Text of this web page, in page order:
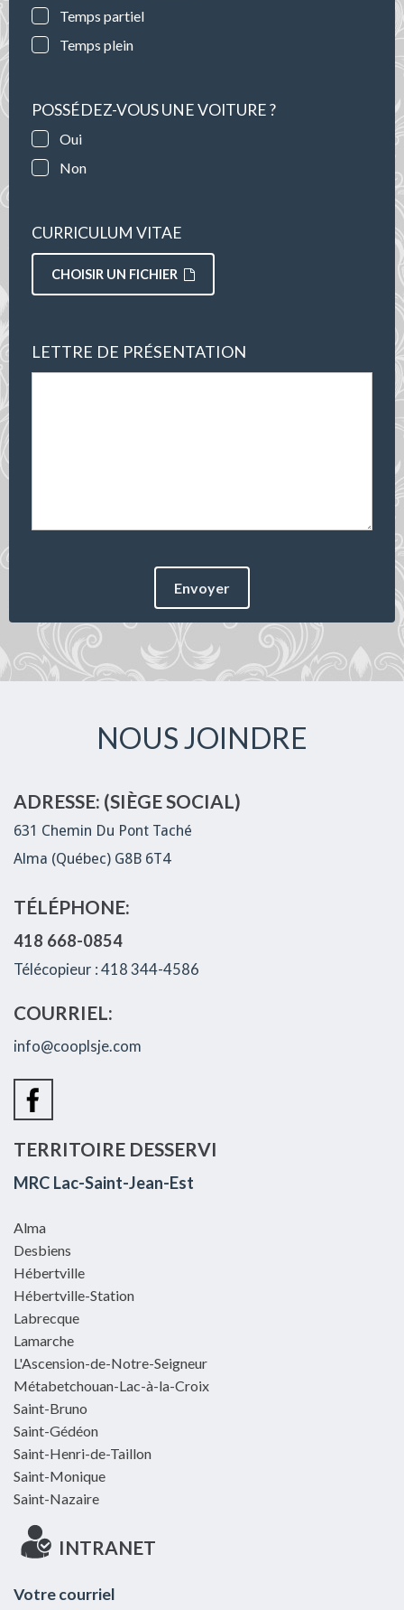
Temps partiel
Temps plein
POSSÉDEZ-VOUS UNE VOITURE ?
Oui
Non
CURRICULUM VITAE
CHOISIR UN FICHIER
LETTRE DE PRÉSENTATION
Envoyer
NOUS JOINDRE
ADRESSE: (SIÈGE SOCIAL)
631 Chemin Du Pont Taché
Alma (Québec) G8B 6T4
TÉLÉPHONE:
418 668-0854
Télécopieur : 418 344-4586
COURRIEL:
info@cooplsje.com
TERRITOIRE DESSERVI
MRC Lac-Saint-Jean-Est
Alma
Desbiens
Hébertville
Hébertville-Station
Labrecque
Lamarche
L'Ascension-de-Notre-Seigneur
Métabetchouan-Lac-à-la-Croix
Saint-Bruno
Saint-Gédéon
Saint-Henri-de-Taillon
Saint-Monique
Saint-Nazaire
INTRANET
Votre courriel